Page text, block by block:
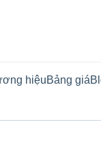
hiệuBảng giá